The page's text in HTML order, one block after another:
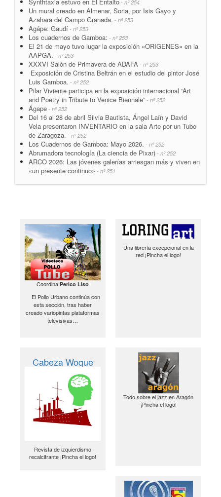
- nº 254
Un mural creado en Almenar, Soria, por Isis Gayo y
Azahara del Campo Granada. - nº 253
Agápe: Gaudí - nº 253
Los cuadernos de Gamboa: - nº 253
El 21 de mayo tuvo lugar la exposición «ORIGENES» en la
AAPGA. - nº 253
XXXVI Salón de Primavera de ADAFA - nº 253
Exposición de Cristina Beltrán en el estudio del pintor José
Luis Gamboa. - nº 252
Pilar Viviente participa en la exposición internacional “Art
and Poetry in Tribute to Venice Biennale” - nº 252
Ágape - nº 252
Del 16 al 28 de abril Silvia Bautista, Ángel Laín y David
Vela presentaron INVENTARIO en la sala Arte por un Tubo
de Zaragoza. - nº 252
Los Cuadernos de Gamboa: Mayo 2026. - nº 252
Abrumadora tecnología (La ciencia de Pixar) - nº 252
ARCO 2026: Las jóvenes galerías arriesgan más y viven en
«un presente continuo» - nº 251
Coordina:Perico Liso
El Pollo Urbano continúa con
esta sección, tras haber
creado variopintas plataformas
televisivas…
Una librería excepcional en la
red ¡Pincha el logo!
Cabeza Woque
Revista de izquierdismo
recalcitrante ¡Pincha el logo!
Todo sobre el jazz en Aragón
¡Pincha el logo!